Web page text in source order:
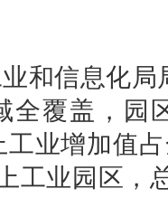
信息化局
全覆盖，园
业增加值
工业园区，